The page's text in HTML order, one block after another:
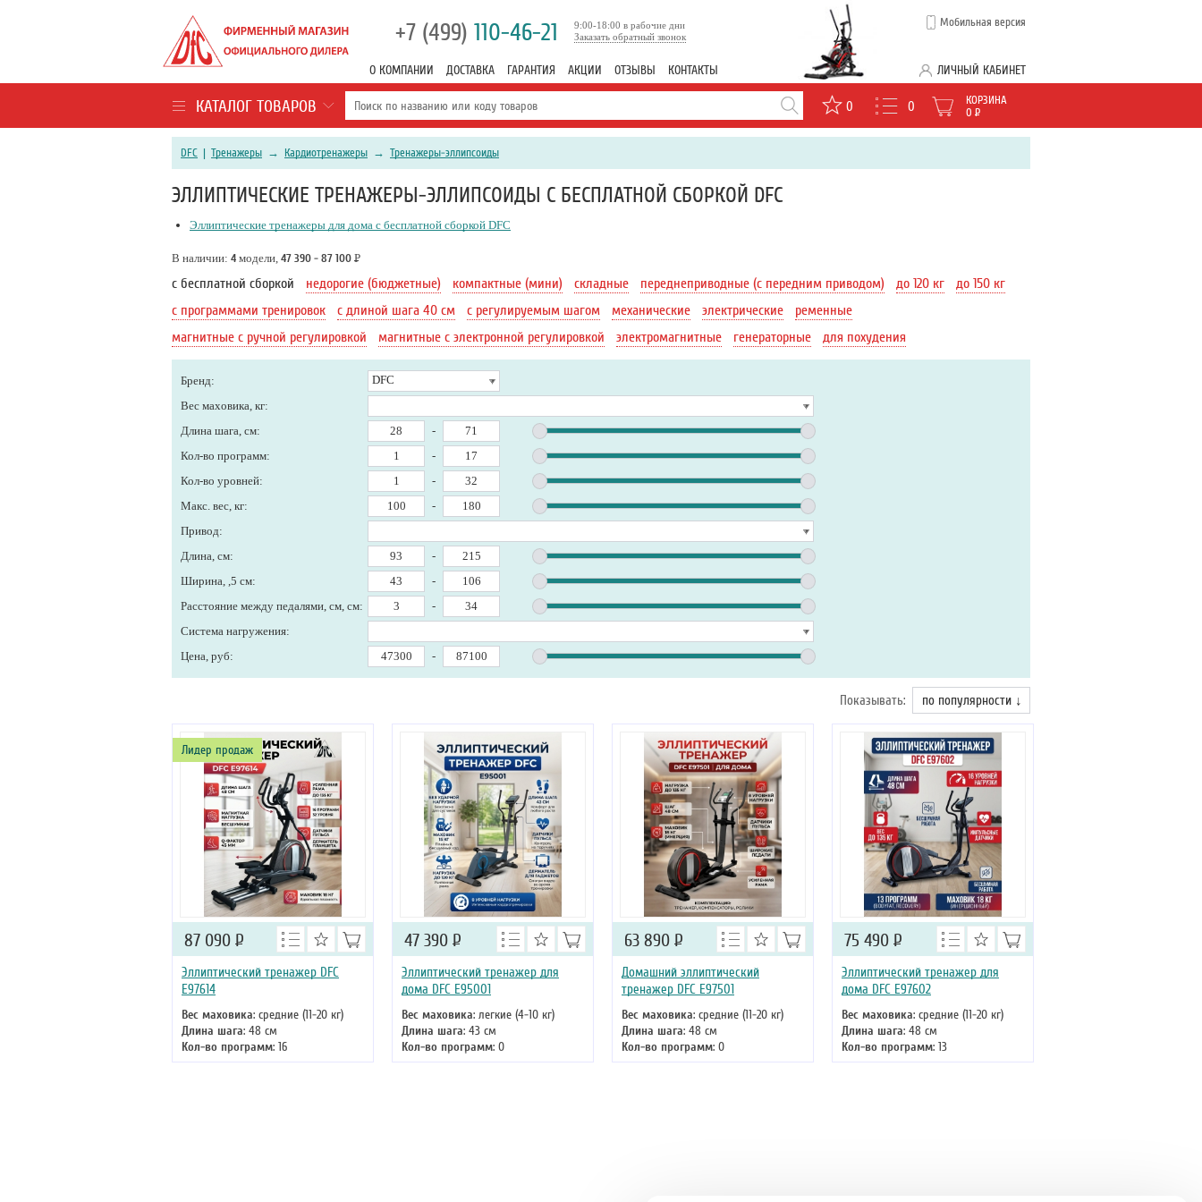
+7 (499) 110-46-21 Заказать обратный звонок
9:00-18:00 в рабочие дни
О КОМПАНИИ ДОСТАВКА ГАРАНТИЯ АКЦИИ ОТЗЫВЫ КОНТАКТЫ
Мобильная версия
ЛИЧНЫЙ КАБИНЕТ
КАТАЛОГ ТОВАРОВ 0 0
КОРЗИНА
0 Р
DFC | Тренажеры → Кардиотренажеры → Тренажеры-эллипсоиды
ЭЛЛИПТИЧЕСКИЕ ТРЕНАЖЕРЫ-ЭЛЛИПСОИДЫ С БЕСПЛАТНОЙ СБОРКОЙ DFC
Эллиптические тренажеры для дома с бесплатной сборкой DFC
В наличии: 4 модели, 47 390 - 87 100 Р
с бесплатной сборкой недорогие (бюджетные) компактные (мини) складные переднеприводные (с передним приводом) до 120 кг
до 150 кг
с программами тренировок
с длиной шага 40 см с регулируемым шагом механические электрические
ременные
магнитные с ручной регулировкой
магнитные с электронной регулировкой электромагнитные генераторные для похудения
Бренд:
DFC
Вес маховика, кг:
Длина шага, см:
-
Кол-во программ:
-
Кол-во уровней:
-
Макс. вес, кг:
-
Привод:
Длина, см:
-
Ширина, ,5 см:
-
Расстояние между педалями, см, см:
-
Система нагружения:
Цена, руб:
-
Показывать: по популярности ↓
Лидер продаж
Эллиптический тренажер DFC
E97614
Вес маховика: средние (11-20 кг)
Длина шага: 48 см
Кол-во программ: 16
Кол-во уровней: 0
87 090 Р
Эллиптический тренажер для
дома DFC E95001
Вес маховика: легкие (4-10 кг)
Длина шага: 43 см
Кол-во программ: 0
Кол-во уровней: 8
47 390 Р
Домашний эллиптический
тренажер DFC E97501
Вес маховика: средние (11-20 кг)
Длина шага: 48 см
Кол-во программ: 0
Кол-во уровней: 8
63 890 Р
Эллиптический тренажер для
дома DFC E97602
Вес маховика: средние (11-20 кг)
Длина шага: 48 см
Кол-во программ: 13
Кол-во уровней: 16
75 490 Р